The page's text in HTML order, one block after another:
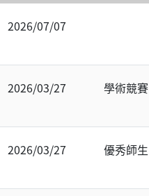
2026/07/07
2026/03/27 學術競賽
2026/03/27 優秀師生